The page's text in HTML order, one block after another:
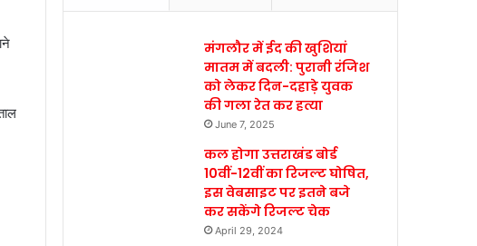
मंगलौर में ईद की खुशियां
मातम में बदली: पुरानी रंजिश
को लेकर दिन-दहाड़े युवक
की गला रेत कर हत्या
June 7, 2025
कल होगा उत्तराखंड बोर्ड
10वीं-12वीं का रिजल्ट घोषित,
इस वेबसाइट पर इतने बजे
कर सकेंगे रिजल्ट चेक
April 29, 2024